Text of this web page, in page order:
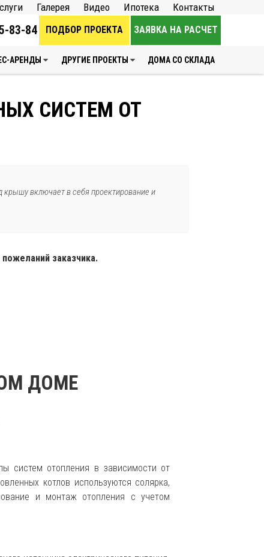
Галерея Видео Ипотека Контакты
83-84 ПОДБОР ПРОЕКТА ЗАЯВКА НА РАСЧЕТ
АРЕНДЫ ДРУГИЕ ПРОЕКТЫ ДОМА СО СКЛАДА
СИСТЕМ ОТ
включает в себя проектирование и
заказчика.
ДОМЕ
систем отопления в зависимости от
котлов используются солярка,
и монтаж отопления с учетом